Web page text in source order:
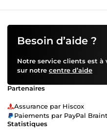
Besoin d’aide ?
Notre service clients est à
sur notre centre d’aide
Partenaires
Assurance par Hiscox
Paiements par PayPal
Statistiques